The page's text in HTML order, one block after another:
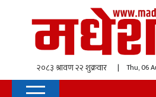
| Thu, 06